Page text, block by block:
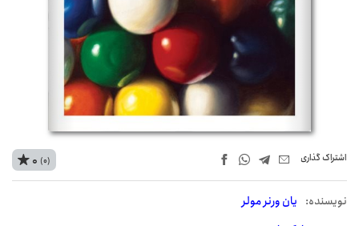
اشتراک‌ گذاری
نويسنده: یان ورنر مولر
0 (0)